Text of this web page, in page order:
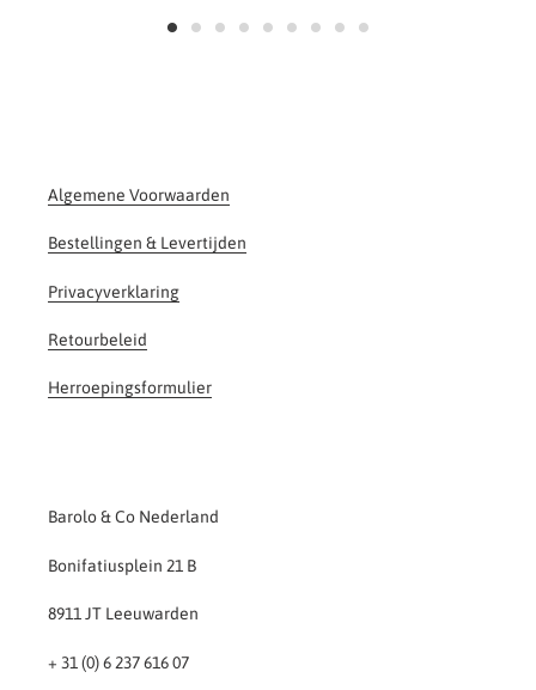
Algemene Voorwaarden
Bestellingen & Levertijden
Privacyverklaring
Retourbeleid
Herroepingsformulier
Barolo & Co Nederland
Bonifatiusplein 21 B
8911 JT Leeuwarden
+ 31 (0) 6 237 616 07